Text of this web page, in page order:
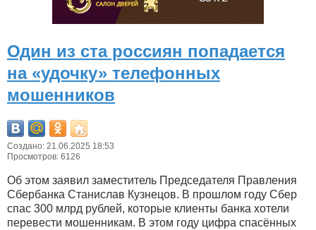
Один из ста россиян попадается
на «удочку» телефонных
мошенников
Создано: 21.06.2025 18:53
Просмотров: 6126
Об этом заявил заместитель Председателя Правления
Сбербанка Станислав Кузнецов. В прошлом году Сбер
спас 300 млрд рублей, которые клиенты банка хотели
перевести мошенникам. В этом году цифра спасённых